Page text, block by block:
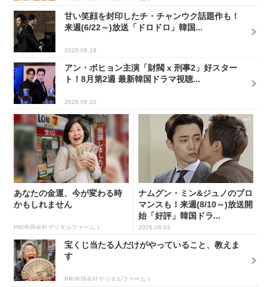
甘い笑顔を封印したチ・チャンウク話題作も！
来週(6/22～)放送「ドロドロ」韓国...
2026.06.19
アン・ボヒョン主演「財閥 x 刑事2」好スター
ト！8月第2週 最新韓国ドラマ視聴...
2026.08.10
あなたの金運、今が変わる時
かもしれません
PR(合同会社デジタルファーム )
ナムグン・ミン&ジュノのブロ
マンスも！来週(8/10～)放送開
始「好評」韓国ドラ...
2026.08.03
宝くじ当たる人だけがやっていること、教えま
す
PR(合同会社デジタルファーム )